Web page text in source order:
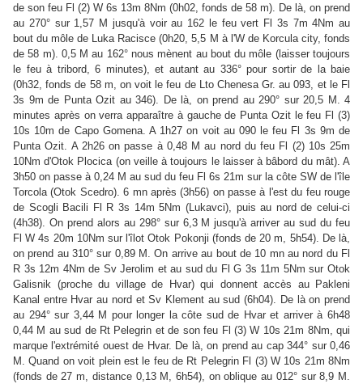
de son feu Fl (2) W 6s 13m 8Nm (0h02, fonds de 58 m). De là, on prend
au 270° sur 1,57 M jusqu'à voir au 162 le feu vert Fl 3s 7m 4Nm au
bout du môle de Luka Racisce (0h20, 5,5 M à l'W de Korcula city, fonds
de 58 m). 0,5 M au 162° nous mènent au bout du môle (laisser toujours
le feu à tribord, 6 minutes), et autant au 336° pour sortir de la baie
(0h32, fonds de 58 m, on voit le feu de Lto Chenesa Gr. au 093, et le Fl
3s 9m de Punta Ozit au 346). De là, on prend au 290° sur 20,5 M. 4
minutes après on verra apparaître à gauche de Punta Ozit le feu Fl (3)
10s 10m de Capo Gomena. A 1h27 on voit au 090 le feu Fl 3s 9m de
Punta Ozit. A 2h26 on passe à 0,48 M au nord du feu Fl (2) 10s 25m
10Nm d'Otok Plocica (on veille à toujours le laisser à bâbord du mât). A
3h50 on passe à 0,24 M au sud du feu Fl 6s 21m sur la côte SW de l'île
Torcola (Otok Scedro). 6 mn après (3h56) on passe à l'est du feu rouge
de Scogli Bacili Fl R 3s 14m 5Nm (Lukavci), puis au nord de celui-ci
(4h38). On prend alors au 298° sur 6,3 M jusqu'à arriver au sud du feu
Fl W 4s 20m 10Nm sur l'îlot Otok Pokonji (fonds de 20 m, 5h54). De là,
on prend au 310° sur 0,89 M. On arrive au bout de 10 mn au nord du Fl
R 3s 12m 4Nm de Sv Jerolim et au sud du Fl G 3s 11m 5Nm sur Otok
Galisnik (proche du village de Hvar) qui donnent accès au Pakleni
Kanal entre Hvar au nord et Sv Klement au sud (6h04). De là on prend
au 294° sur 3,44 M pour longer la côte sud de Hvar et arriver à 6h48
0,44 M au sud de Rt Pelegrin et de son feu Fl (3) W 10s 21m 8Nm, qui
marque l'extrémité ouest de Hvar. De là, on prend au cap 344° sur 0,46
M. Quand on voit plein est le feu de Rt Pelegrin Fl (3) W 10s 21m 8Nm
(fonds de 27 m, distance 0,13 M, 6h54), on oblique au 012° sur 8,9 M.